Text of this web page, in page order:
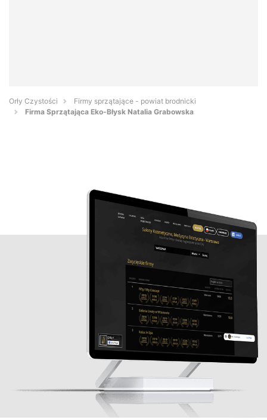
Orły Czystości
Firmy sprzątające - powiat brodnicki
Firma Sprzątająca Eko-Błysk Natalia Grabowska